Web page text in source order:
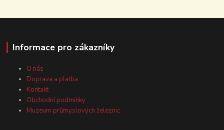
Informace pro zákazníky
O nás
Doprava a platba
Kontakt
Obchodní podmínky
Muzeum průmyslových železnic